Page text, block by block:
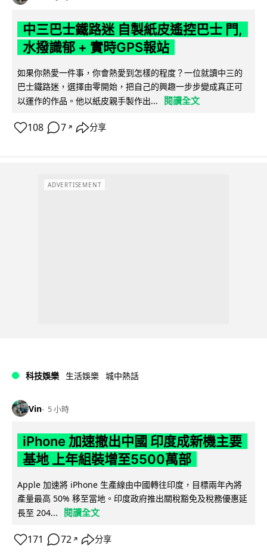
中三巴士鐵路迷 自製紙皮遙控巴士 門,
水撥識郁 + 實時GPS報站
如果你熱愛一件事，你會熱愛到怎樣的程度？一位就讀中三的
巴士鐵路迷，選擇由零開始，把自己的興趣一步步變成真正可
以運作的作品。他以紙皮親手製作出...
閱讀全文
108 7 ↗ 分享
ADVERTISEMENT
科技娛樂 生活娛樂 城中熱話
Vin 5 小時
iPhone 加速撤出中國 印度成新機主要
基地 上年組裝增至5500萬部
Apple 加速將 iPhone 生產線由中國轉往印度，目標兩年內將
產量最高 50% 移至當地。印度政府推出關稅豁免及稅務優惠延
長至 204...
閱讀全文
171 72 ↗ 分享